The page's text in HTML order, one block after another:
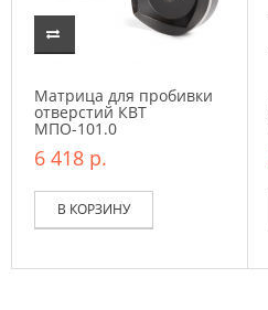
Матрица для пробивки
отверстий КВТ
МПО-101.0
6 418 р.
В КОРЗИНУ